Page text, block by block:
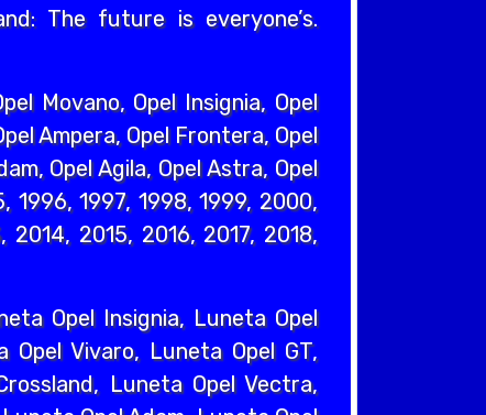
The future is everyone’s.
Movano, Opel Insignia, Opel
Ampera, Opel Frontera, Opel
Opel Agila, Opel Astra, Opel
1996, 1997, 1998, 1999, 2000,
2015, 2016, 2017, 2018,
Opel Insignia, Luneta Opel
Opel Vivaro, Luneta Opel GT,
Luneta Opel Vectra,